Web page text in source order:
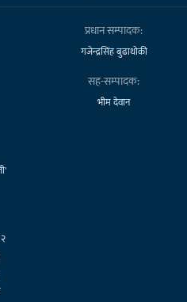
प्रधान सम्पादक:
गजेन्द्रसिंह बुढाथोकी
सह-सम्पादक:
भीम देवान